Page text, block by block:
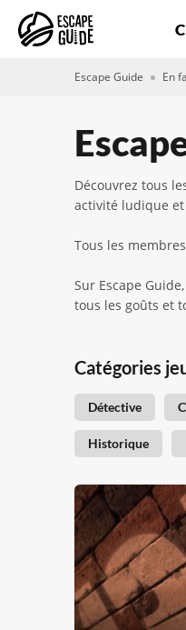
Escape Guide En
Découvrez tous
activité ludique
Tous les
Sur Escape
tous les goûts et
Catégories
Détective
Historique